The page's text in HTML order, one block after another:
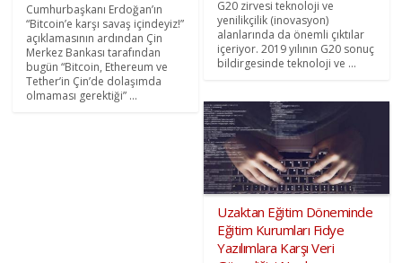
Cumhurbaşkanı Erdoğan’ın
“Bitcoin’e karşı savaş içindeyiz!”
açıklamasının ardından Çin
Merkez Bankası tarafından
bugün “Bitcoin, Ethereum ve
Tether’in Çin’de dolaşımda
olmaması gerektiği” ...
G20 zirvesi teknoloji ve
yenilikçilik (inovasyon)
alanlarında da önemli çıktılar
içeriyor. 2019 yılının G20 sonuç
bildirgesinde teknoloji ve ...
Uzaktan Eğitim Döneminde
Eğitim Kurumları Fidye
Yazılımlara Karşı Veri